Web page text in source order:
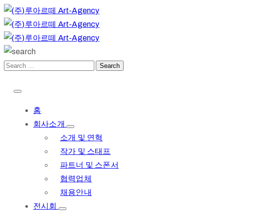
홈
회사소개
소개 및 연혁
작가 및 스태프
파트너 및 스폰서
협력업체
채용안내
전시회